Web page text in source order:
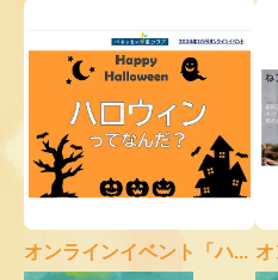
オンラインイベント「ハ...